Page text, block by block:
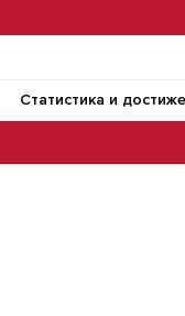
Статистика и